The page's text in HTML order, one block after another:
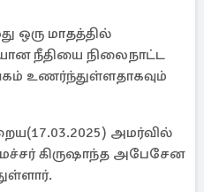
ஒரு மாதத்தில்
நீதியை நிலைநாட்ட
உணர்ந்துள்ளதாகவும்
அமர்வில்
கிருஷாந்த அபேசேன